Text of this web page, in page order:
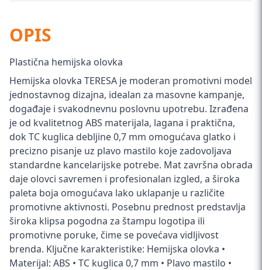
OPIS
Plastična hemijska olovka
Hemijska olovka TERESA je moderan promotivni model
jednostavnog dizajna, idealan za masovne kampanje,
događaje i svakodnevnu poslovnu upotrebu. Izrađena
je od kvalitetnog ABS materijala, lagana i praktična,
dok TC kuglica debljine 0,7 mm omogućava glatko i
precizno pisanje uz plavo mastilo koje zadovoljava
standardne kancelarijske potrebe. Mat završna obrada
daje olovci savremen i profesionalan izgled, a široka
paleta boja omogućava lako uklapanje u različite
promotivne aktivnosti. Posebnu prednost predstavlja
široka klipsa pogodna za štampu logotipa ili
promotivne poruke, čime se povećava vidljivost
brenda. Ključne karakteristike: Hemijska olovka •
Materijal: ABS • TC kuglica 0,7 mm • Plavo mastilo •